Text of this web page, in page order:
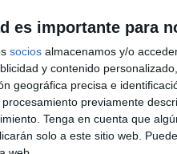
es importante para
socios almacenamos y/o
y contenido
geográfica precisa e
previamente
Tenga en cuenta que
solo a este sitio web.
boards)